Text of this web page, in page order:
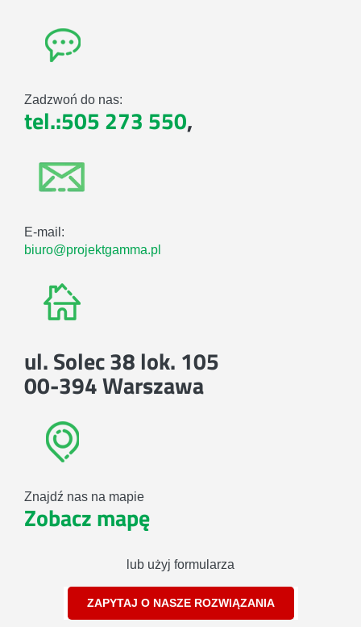
Zadzwoń do nas:
tel.:505 273 550,
E-mail:
biuro@projektgamma.pl
ul. Solec 38 lok. 105
00-394 Warszawa
Znajdź nas na mapie
Zobacz mapę
lub użyj formularza
ZAPYTAJ O NASZE ROZWIĄZANIA